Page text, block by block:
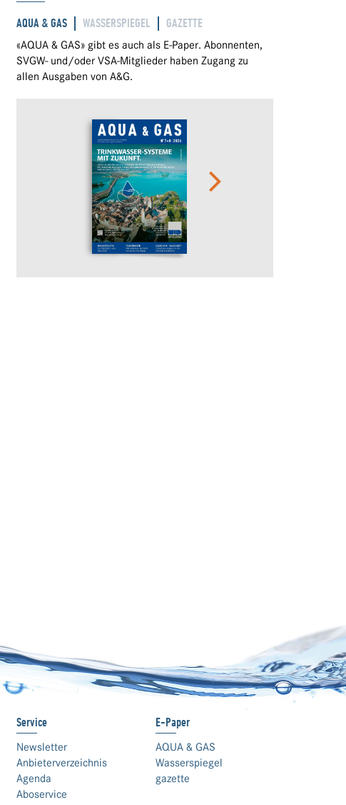
AQUA & GAS WASSERSPIEGEL GAZETTE
«AQUA & GAS» gibt es auch als E-Paper. Abonnenten,
SVGW- und/oder VSA-Mitglieder haben Zugang zu
allen Ausgaben von A&G.
Service
Newsletter
Anbieterverzeichnis
Agenda
Aboservice
E-Paper
AQUA & GAS
Wasserspiegel
gazette